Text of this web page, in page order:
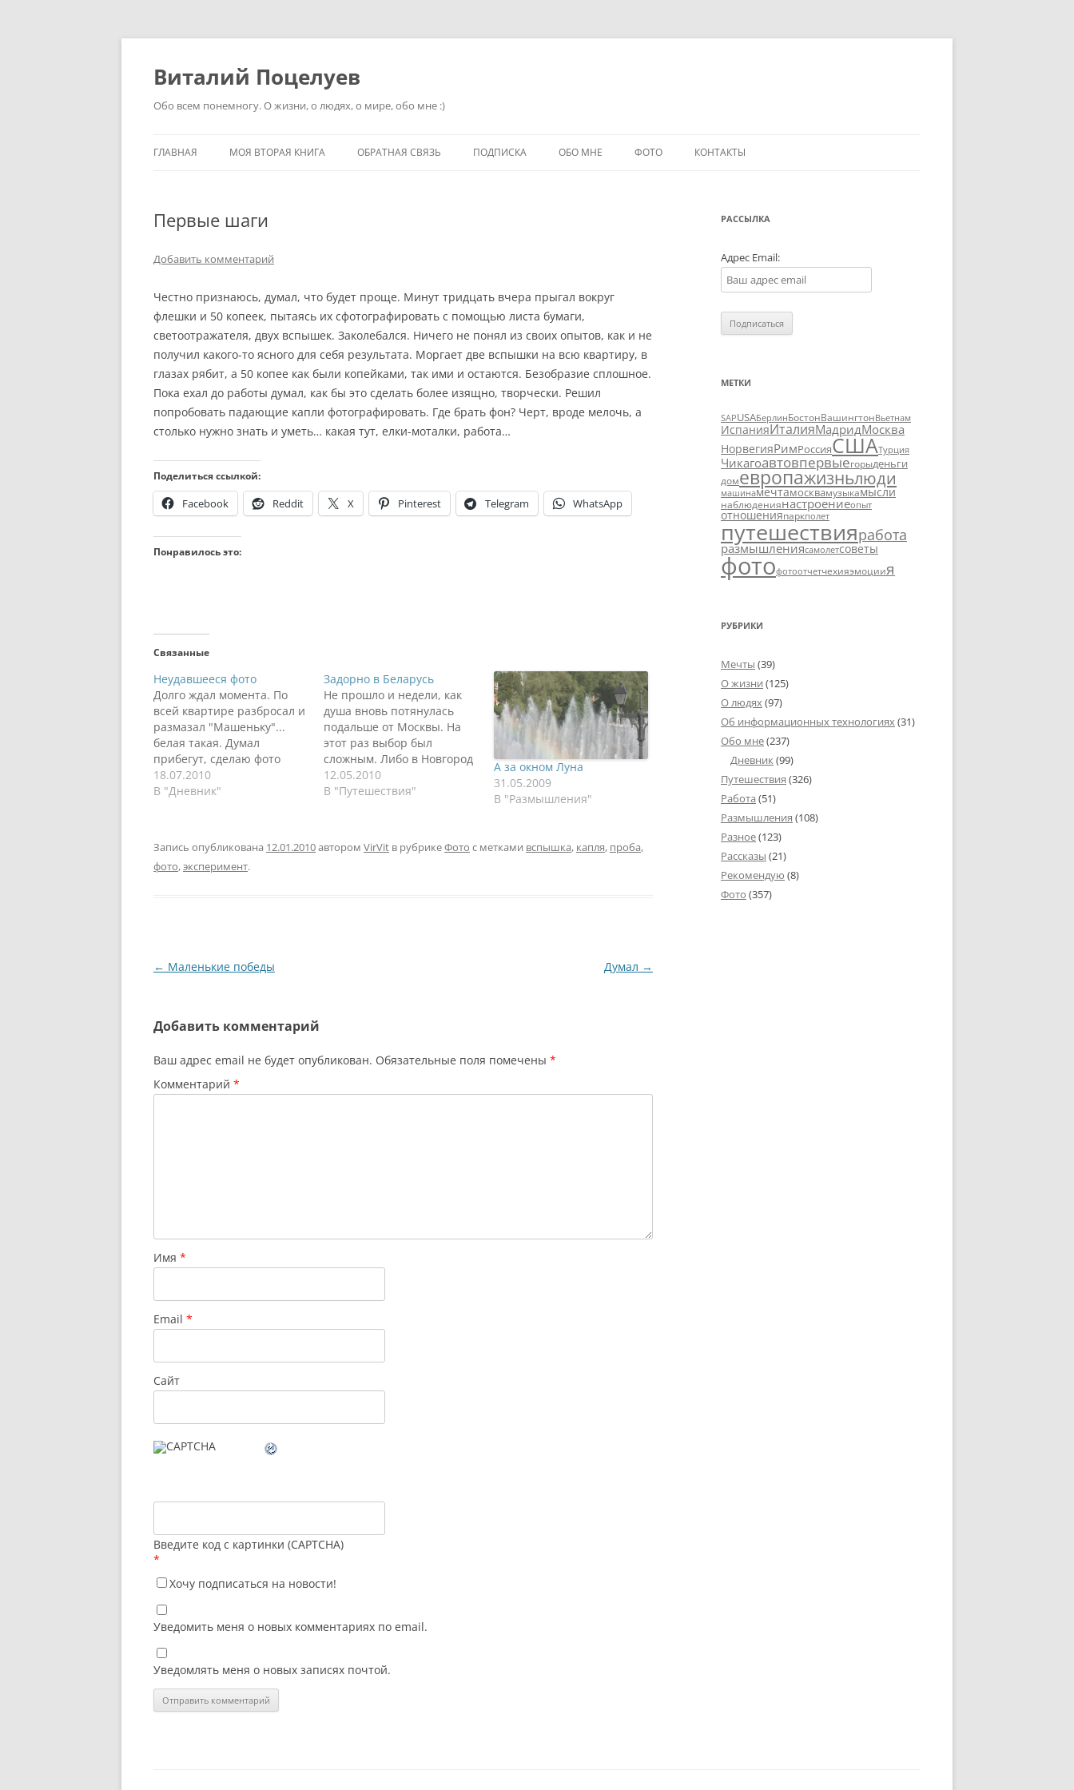
Перейти
Виталий Поцелуев
Обо всем понемногу. О жизни, о людях, о мире, обо мне :)
ГЛАВНАЯ МОЯ ВТОРАЯ КНИГА ОБРАТНАЯ СВЯЗЬ ПОДПИСКА ОБО МНЕ ФОТО КОНТАКТЫ
Первые шаги
Добавить комментарий
Честно признаюсь, думал, что будет проще. Минут тридцать вчера прыгал вокруг
флешки и 50 копеек, пытаясь их сфотографировать с помощью листа бумаги,
светоотражателя, двух вспышек. Заколебался. Ничего не понял из своих опытов, как и не
получил какого-то ясного для себя результата. Моргает две вспышки на всю квартиру, в
глазах рябит, а 50 копее как были копейками, так ими и остаются. Безобразие сплошное.
Пока ехал до работы думал, как бы это сделать более изящно, творчески. Решил
попробовать падающие капли фотографировать. Где брать фон? Черт, вроде мелочь, а
столько нужно знать и уметь… какая тут, елки-моталки, работа…
Поделиться ссылкой:
Facebook Reddit X Pinterest Telegram WhatsApp
Понравилось это:
Связанные
Неудавшееся фото
Долго ждал момента. По
всей квартире разбросал и
размазал "Машеньку"...
белая такая. Думал
прибегут, сделаю фото
века про вымирающее
потомство. А они кинули
Как назло. Да-да...
тараканы вымирают.
18.07.2010
В "Дневник"
Задорно в Беларусь
Не прошло и недели, как
душа вновь потянулась
подальше от Москвы. На
этот раз выбор был
сложным. Либо в Новгород
Великий, либо в Нижний
Новгород, либо в замки
убивать 7-9 часов на
12.05.2010
В "Путешествия"
А за окном Луна
31.05.2009
В "Размышления"
Запись опубликована 12.01.2010автором VirVit в рубрикеФото с метками вспышка, капля, проба,
фото,эксперимент.
Навигация
← Маленькие победы Думал →
Добавить комментарий
Ваш адрес email не будет опубликован. Обязательные поля помечены *
Комментарий *
Имя *
Email *
Сайт
Введите код с картинки (CAPTCHA)
*
Хочу подписаться на новости!
Уведомить меня о новых комментариях по email.
Уведомлять меня о новых записях почтой.
РАССЫЛКА
Адрес Email:
МЕТКИ
SAPUSAБерлинБостонВашингтонВьетнам
ИспанияИталияМадридМосква
НорвегияРимРоссияСШАТурция
Чикагоавтовпервыегорыденьги
домевропажизньлюди
машинамечтамосквамузыкамысли
наблюдениянастроениеопыт
отношенияпаркполет
путешествияработа
размышлениясамолетсоветы
фотофотоотчетчехияэмоциия
РУБРИКИ
Мечты (39)
О жизни (125)
О людях(97)
Об информационных технологиях(31)
Обо мне(237)
Дневник(99)
Путешествия (326)
Работа (51)
Размышления (108)
Разное(123)
Рассказы (21)
Рекомендую (8)
Фото (357)